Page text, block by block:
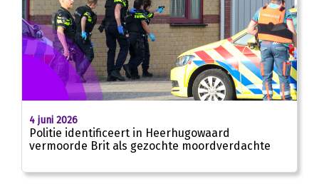
4 juni 2026
Politie identificeert in Heerhugowaard
vermoorde Brit als gezochte moordverdachte